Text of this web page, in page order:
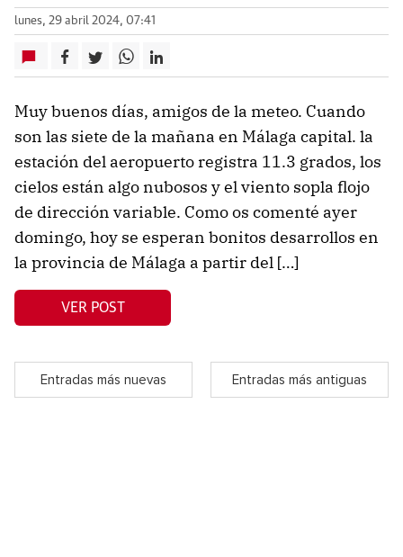
lunes, 29 abril 2024, 07:41
Muy buenos días, amigos de la meteo. Cuando
son las siete de la mañana en Málaga capital. la
estación del aeropuerto registra 11.3 grados, los
cielos están algo nubosos y el viento sopla flojo
de dirección variable. Como os comenté ayer
domingo, hoy se esperan bonitos desarrollos en
la provincia de Málaga a partir del […]
VER POST
Entradas más nuevas Entradas más antiguas